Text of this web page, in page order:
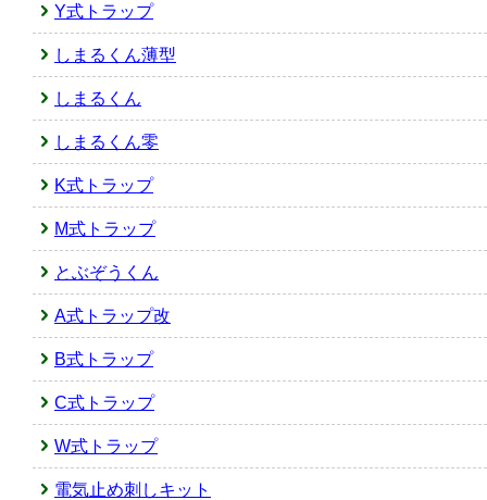
Y式トラップ
しまるくん薄型
しまるくん
しまるくん零
K式トラップ
M式トラップ
とぶぞうくん
A式トラップ改
B式トラップ
C式トラップ
W式トラップ
電気止め刺しキット